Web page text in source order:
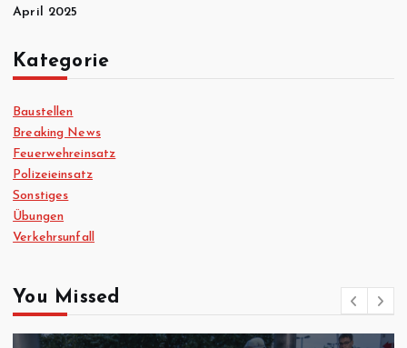
April 2025
Kategorie
Baustellen
Breaking News
Feuerwehreinsatz
Polizeieinsatz
Sonstiges
Übungen
Verkehrsunfall
You Missed